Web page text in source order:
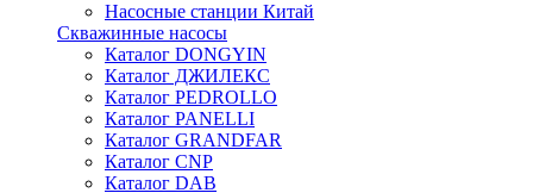
Насосные станции Китай
Скважинные насосы
Каталог DONGYIN
Каталог ДЖИЛЕКС
Каталог PEDROLLO
Каталог PANELLI
Каталог GRANDFAR
Каталог CNP
Каталог DAB